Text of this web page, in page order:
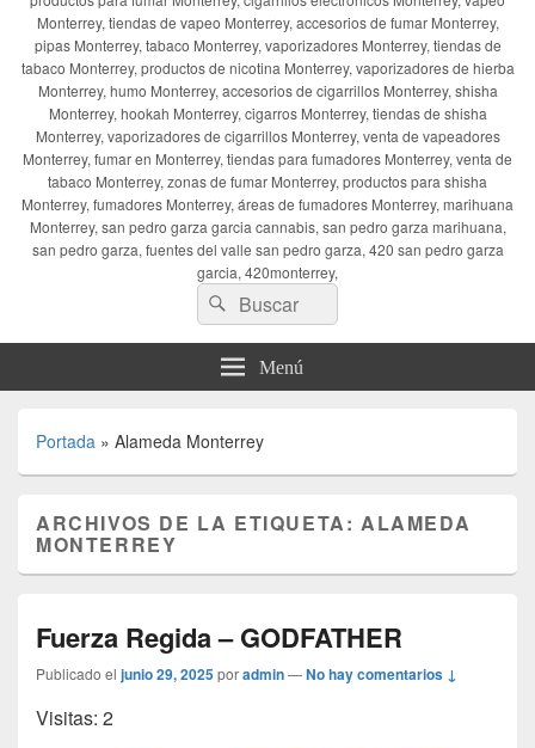
Monterrey, tiendas de vapeo Monterrey, accesorios de fumar Monterrey,
pipas Monterrey, tabaco Monterrey, vaporizadores Monterrey, tiendas de
tabaco Monterrey, productos de nicotina Monterrey, vaporizadores de hierba
Monterrey, humo Monterrey, accesorios de cigarrillos Monterrey, shisha
Monterrey, hookah Monterrey, cigarros Monterrey, tiendas de shisha
Monterrey, vaporizadores de cigarrillos Monterrey, venta de vapeadores
Monterrey, fumar en Monterrey, tiendas para fumadores Monterrey, venta de
tabaco Monterrey, zonas de fumar Monterrey, productos para shisha
Monterrey, fumadores Monterrey, áreas de fumadores Monterrey, marihuana
Monterrey, san pedro garza garcia cannabis, san pedro garza marihuana,
san pedro garza, fuentes del valle san pedro garza, 420 san pedro garza
garcia, 420monterrey,
Buscar
por:
Buscar
Menú
Portada » Alameda Monterrey
ARCHIVOS DE LA ETIQUETA:ALAMEDA
MONTERREY
Fuerza Regida – GODFATHER
Publicado el junio 29, 2025poradmin—No hay comentarios ↓
Visitas: 2